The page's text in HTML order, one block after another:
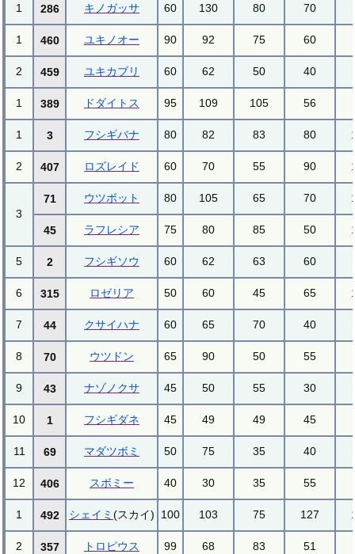
1 286 キノガッサ 60 130 80 70
1 460 ユキノオー 90 92 75 60
2 459 ユキカブリ 60 62 50 40
1 389 ドダイトス 95 109 105 56
1 3 フシギバナ 80 82 83 80
2 407 ロズレイド 60 70 55 90
3
71 ウツボット 80 105 65 70
45 ラフレシア 75 80 85 50
5 2 フシギソウ 60 62 63 60
6 315 ロゼリア 50 60 45 65
7 44 クサイハナ 60 65 70 40
8 70 ウツドン 65 90 50 55
9 43 ナゾノクサ 45 50 55 30
10 1 フシギダネ 45 49 49 45
11 69 マダツボミ 50 75 35 40
12 406 スボミー 40 30 35 55
1 492 シェイミ (スカイ) 100 103 75 127
2 357 トロピウス 99 68 83 51